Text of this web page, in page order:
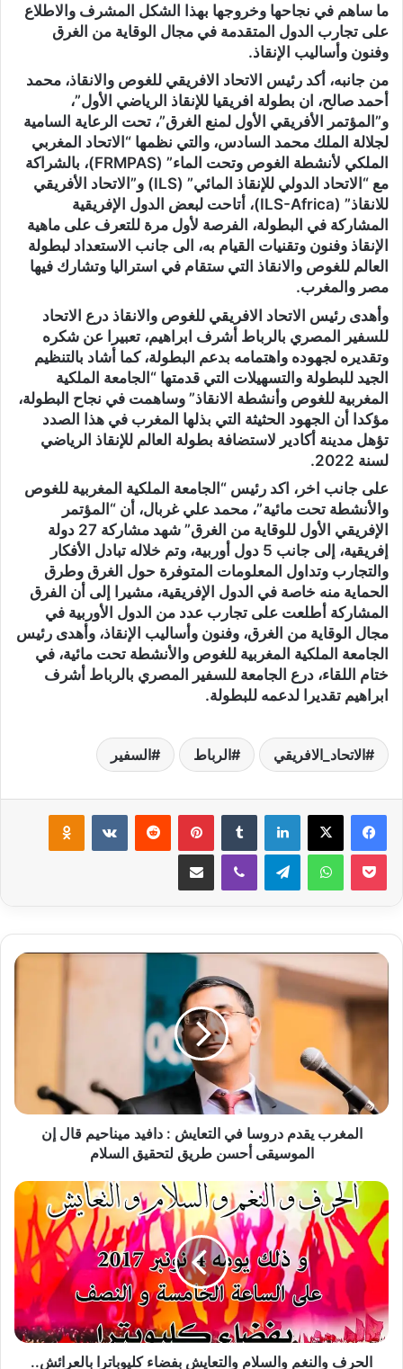
ما ساهم في نجاحها وخروجها بهذا الشكل المشرف والاطلاع
على تجارب الدول المتقدمة في مجال الوقاية من الغرق
وفنون وأساليب الإنقاذ.
من جانبه، أكد رئيس الاتحاد الافريقي للغوص والانقاذ، محمد
أحمد صالح، ان بطولة افريقيا للإنقاذ الرياضي الأول”،
و”المؤتمر الأفريقي الأول لمنع الغرق”، تحت الرعاية السامية
لجلالة الملك محمد السادس، والتي نظمها “الاتحاد المغربي
الملكي لأنشطة الغوص وتحت الماء” (FRMPAS)، بالشراكة
مع “الاتحاد الدولي للإنقاذ المائي” (ILS) و”الاتحاد الأفريقي
للانقاذ” (ILS-Africa)، أتاحت لبعض الدول الإفريقية
المشاركة في البطولة، الفرصة لأول مرة للتعرف على ماهية
الإنقاذ وفنون وتقنيات القيام به، الى جانب الاستعداد لبطولة
العالم للغوص والانقاذ التي ستقام في استراليا وتشارك فيها
مصر والمغرب.
وأهدى رئيس الاتحاد الافريقي للغوص والانقاذ درع الاتحاد
للسفير المصري بالرباط أشرف ابراهيم، تعبيرا عن شكره
وتقديره لجهوده واهتمامه بدعم البطولة، كما أشاد بالتنظيم
الجيد للبطولة والتسهيلات التي قدمتها “الجامعة الملكية
المغربية للغوص وأنشطة الانقاذ” وساهمت في نجاح البطولة،
مؤكدا أن الجهود الحثيثة التي بذلها المغرب في هذا الصدد
تؤهل مدينة أكادير لاستضافة بطولة العالم للإنقاذ الرياضي
لسنة 2022.
على جانب اخر، اكد رئيس “الجامعة الملكية المغربية للغوص
والأنشطة تحت مائية”، محمد علي غربال، أن “المؤتمر
الإفريقي الأول للوقاية من الغرق” شهد مشاركة 27 دولة
إفريقية، إلى جانب 5 دول أوربية، وتم خلاله تبادل الأفكار
والتجارب وتداول المعلومات المتوفرة حول الغرق وطرق
الحماية منه خاصة في الدول الإفريقية، مشيرا إلى أن الفرق
المشاركة أطلعت على تجارب عدد من الدول الأوربية في
مجال الوقاية من الغرق، وفنون وأساليب الإنقاذ، وأهدى رئيس
الجامعة الملكية المغربية للغوص والأنشطة تحت مائية، في
ختام اللقاء، درع الجامعة للسفير المصري بالرباط أشرف
ابراهيم تقديرا لدعمه للبطولة.
الاتحاد_الافريقي الرباط السفير
لينكدإن بينتيريست
واتساب
ا
م
غ
د
و
س
ف
ي
ل
ت
ع
المغرب يقدم دروسا في التعايش : دافيد ميناحيم قال إن
الموسيقى أحسن طريق لتحقيق السلام
ا
ل
ر
ف
ا
ل
الحرف والنغم والسلام والتعايش بفضاء كليوباترا بالعرائش..